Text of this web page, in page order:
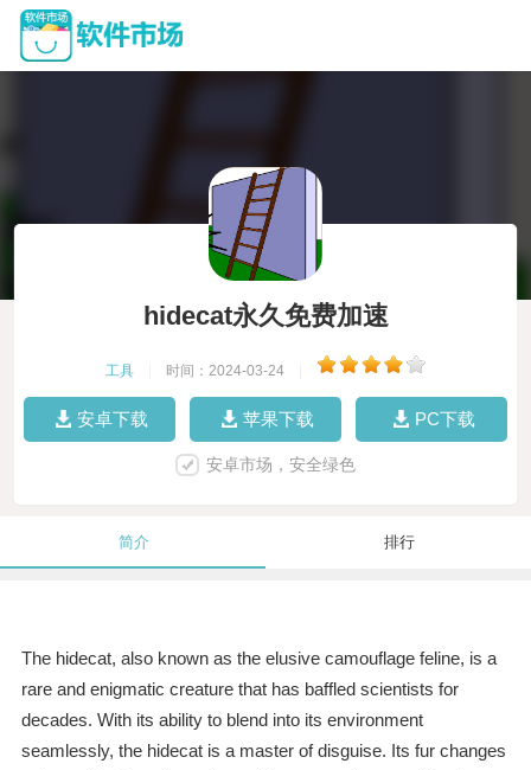
hidecat永久免费加速
工具 时间：2024-03-24
安卓下载 苹果下载 PC下载
安卓市场，安全绿色
简介 排行
The hidecat, also known as the elusive camouflage feline, is a
rare and enigmatic creature that has baffled scientists for
decades. With its ability to blend into its environment
seamlessly, the hidecat is a master of disguise. Its fur changes